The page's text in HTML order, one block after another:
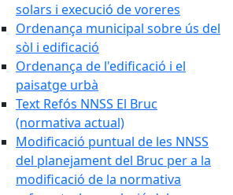
solars i execució de voreres
Ordenança municipal sobre ús del
sòl i edificació
Ordenança de l'edificació i el
paisatge urbà
Text Refós NNSS El Bruc
(normativa actual)
Modificació puntual de les NNSS
del planejament del Bruc per a la
modificació de la normativa